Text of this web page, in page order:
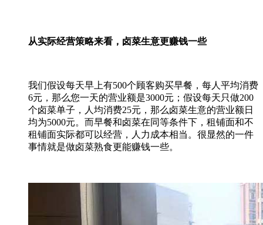
从实际经营策略来看，卤菜生意更赚钱一些
我们假设每天早上有500个顾客购买早餐，每人平均消费
6元，那么您一天的营业额是3000元；假设每天只做200
个卤菜单子，人均消费25元，那么卤菜生意的营业额日
均为5000元。而早餐和卤菜在同等条件下，租铺面和不
租铺面实际都可以经营，人力成本相当。很显然的一件
事情就是做卤菜熟食更能赚钱一些。